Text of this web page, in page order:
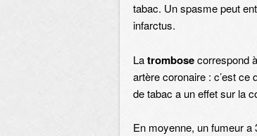
tabac. Un spasme peut
infarctus.
Latrombosecorrespond
artère coronaire : c’est
de tabac a un effet sur la
En moyenne, un fumeur a